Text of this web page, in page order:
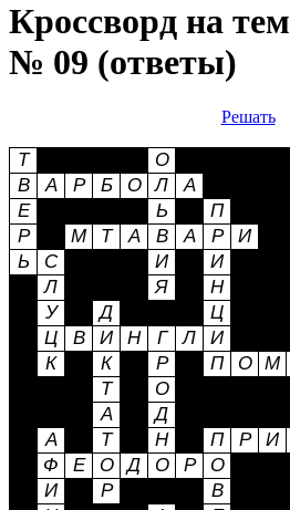
Кроссворд на
№ 09 (ответы)
Решать